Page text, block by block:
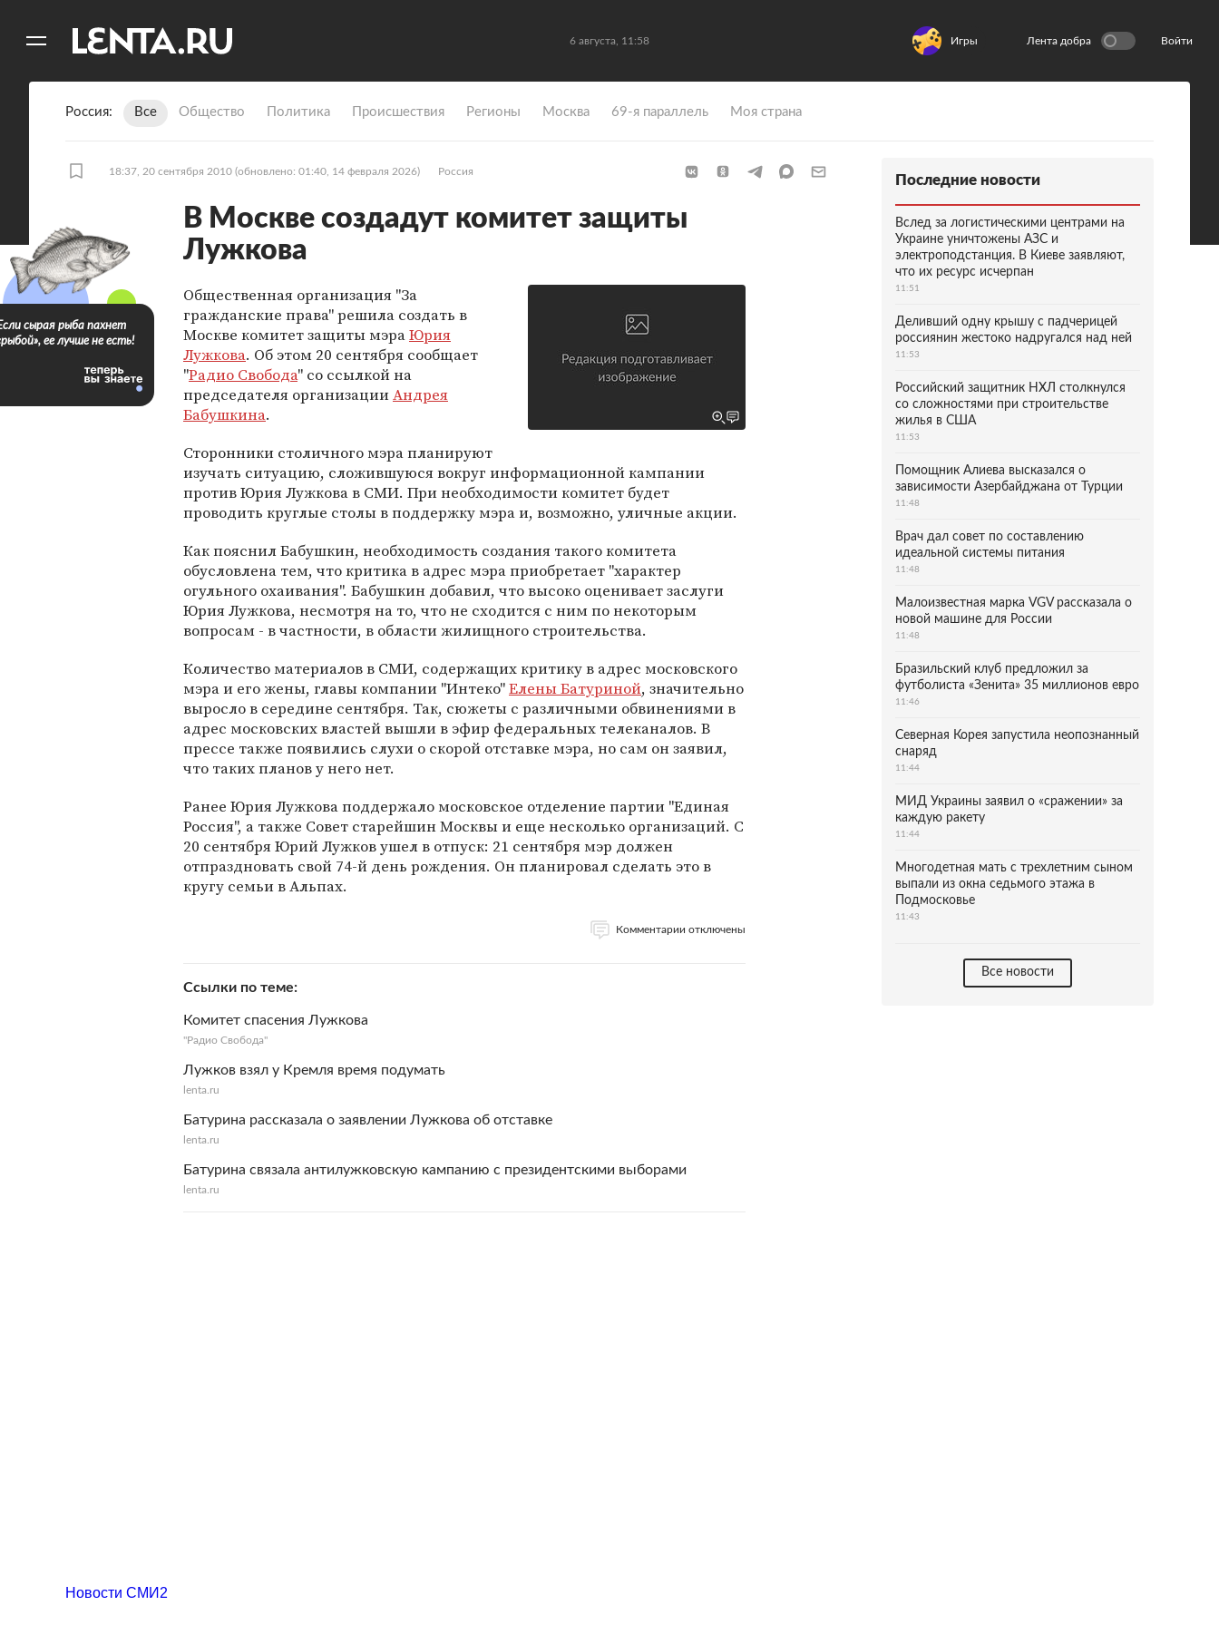
6 августа, 11:58 Игры Лента добра Войти
Россия Все Общество Политика Происшествия Регионы Москва 69-я параллель Моя страна
18:37, 20 сентября 2010 (обновлено: 01:40, 14 февраля 2026) Россия
В Москве создадут комитет защиты
Лужкова
Общественная организация "За
гражданские права" решила создать в
Москве комитет защиты мэраЮрия
Лужкова. Об этом 20 сентября сообщает
"Радио Свобода" со ссылкой на
председателя организацииАндрея
Бабушкина.
Сторонники столичного мэра планируют
изучать ситуацию, сложившуюся вокруг информационной кампании
против Юрия Лужкова в СМИ. При необходимости комитет будет
проводить круглые столы в поддержку мэра и, возможно, уличные акции.
Как пояснил Бабушкин, необходимость создания такого комитета
обусловлена тем, что критика в адрес мэра приобретает "характер
огульного охаивания". Бабушкин добавил, что высоко оценивает заслуги
Юрия Лужкова, несмотря на то, что не сходится с ним по некоторым
вопросам - в частности, в области жилищного строительства.
Количество материалов в СМИ, содержащих критику в адрес московского
мэра и его жены, главы компании "Интеко"Елены Батуриной, значительно
выросло в середине сентября. Так, сюжеты с различными обвинениями в
адрес московских властей вышли в эфир федеральных телеканалов. В
прессе также появились слухи о скорой отставке мэра, но сам он заявил,
что таких планов у него нет.
Ранее Юрия Лужкова поддержало московское отделение партии "Единая
Россия", а также Совет старейшин Москвы и еще несколько организаций. С
20 сентября Юрий Лужков ушел в отпуск: 21 сентября мэр должен
отпраздновать свой 74-й день рождения. Он планировал сделать это в
кругу семьи в Альпах.
Комментарии отключены
Ссылки по теме
Комитет спасения Лужкова
"Радио Свобода"
Лужков взял у Кремля время подумать
lenta.ru
Батурина рассказала о заявлении Лужкова об отставке
lenta.ru
Батурина связала антилужковскую кампанию с президентскими выборами
lenta.ru
сырая рыба пахнет
ее лучше не есть!
Последние новости
Вслед за логистическими центрами на
Украине уничтожены АЗС и
электроподстанция. В Киеве заявляют,
что их ресурс исчерпан
11:51
Деливший одну крышу с падчерицей
россиянин жестоко надругался над ней
11:53
Российский защитник НХЛ столкнулся
со сложностями при строительстве
жилья в США
11:53
Помощник Алиева высказался о
зависимости Азербайджана от Турции
11:48
Врач дал совет по составлению
идеальной системы питания
11:48
Малоизвестная марка VGV рассказала о
новой машине для России
11:48
Бразильский клуб предложил за
футболиста «Зенита» 35 миллионов евро
11:46
Северная Корея запустила неопознанный
снаряд
11:44
МИД Украины заявил о «сражении» за
каждую ракету
11:44
Многодетная мать с трехлетним сыном
выпали из окна седьмого этажа в
Подмосковье
11:43
Все новости
Новости СМИ2